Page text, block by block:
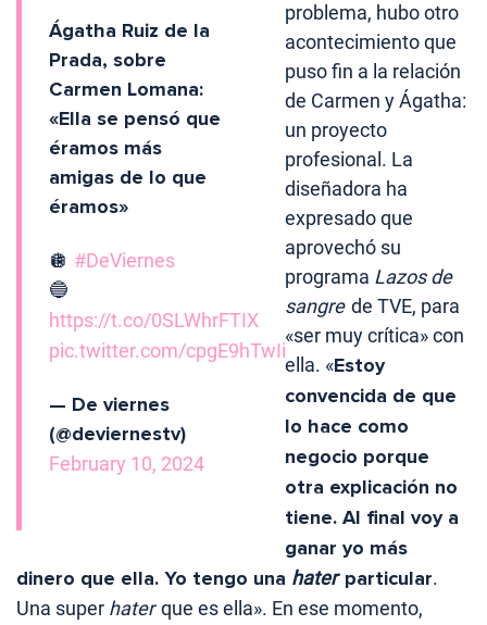
Ágatha Ruiz de la
Prada, sobre
Carmen Lomana:
«Ella se pensó que
éramos más
amigas de lo que
éramos»
🪩 #DeViernes
🔵
https://t.co/0SLWhrFTIX
pic.twitter.com/cpgE9hTwIi
— De viernes
(@deviernestv)
February 10, 2024
problema, hubo otro
acontecimiento que
puso fin a la relación
de Carmen y Ágatha:
un proyecto
profesional. La
diseñadora ha
expresado que
aprovechó su
programa Lazos de
sangre de TVE, para
«ser muy crítica» con
ella. «Estoy
convencida de que
lo hace como
negocio porque
otra explicación no
tiene. Al final voy a
ganar yo más
dinero que ella. Yo tengo una haterparticular.
Una super haterque es ella». En ese momento,